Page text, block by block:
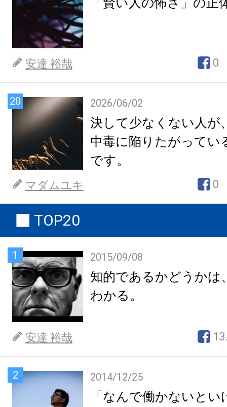
安達 裕哉 0
20 2026/06/02
決して少なくない人が
中毒に陥りたがってい
です。
マダムユキ 0
TOP20
1 2015/09/08
知的であるかどうかは
わかる。
安達 裕哉
2 2014/12/25
「なんで働かないと